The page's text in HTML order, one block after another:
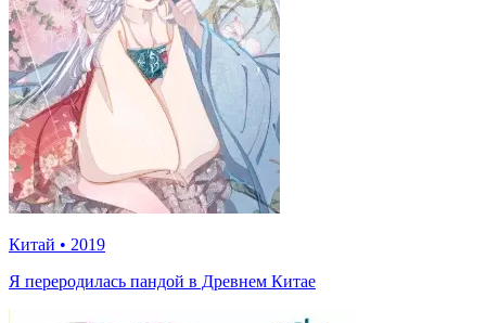
Китай • 2019
Я переродилась пандой в Древнем Китае